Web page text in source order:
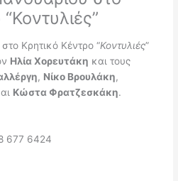
Κρητικό Κέντρο “Κοντυλιές”
Ηλία Χορευτάκη και τους
, Νίκο Βρουλάκη,
Κώστα Φρατζεσκάκη.
677 6424